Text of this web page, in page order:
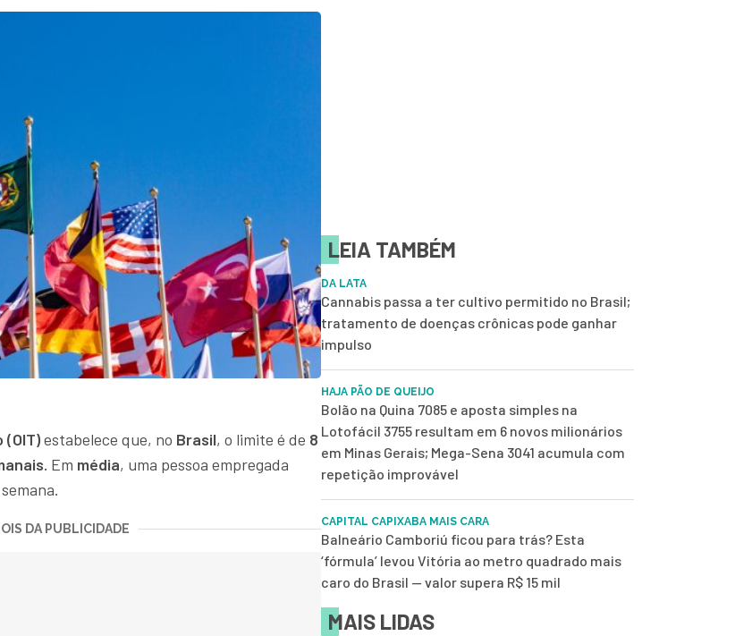
estabelece que, no Brasil, o limite é de 8
Em média, uma pessoa empregada
DA PUBLICIDADE
LEIA TAMBÉM
DA LATA
Cannabis passa a ter cultivo permitido no Brasil;
tratamento de doenças crônicas pode ganhar
impulso
HAJA PÃO DE QUEIJO
Bolão na Quina 7085 e aposta simples na
Lotofácil 3755 resultam em 6 novos milionários
em Minas Gerais; Mega-Sena 3041 acumula com
repetição improvável
CAPITAL CAPIXABA MAIS CARA
Balneário Camboriú ficou para trás? Esta
‘fórmula’ levou Vitória ao metro quadrado mais
caro do Brasil — valor supera R$ 15 mil
MAIS LIDAS